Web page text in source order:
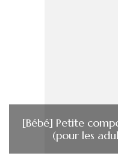
[Bébé] Petite
(pour les